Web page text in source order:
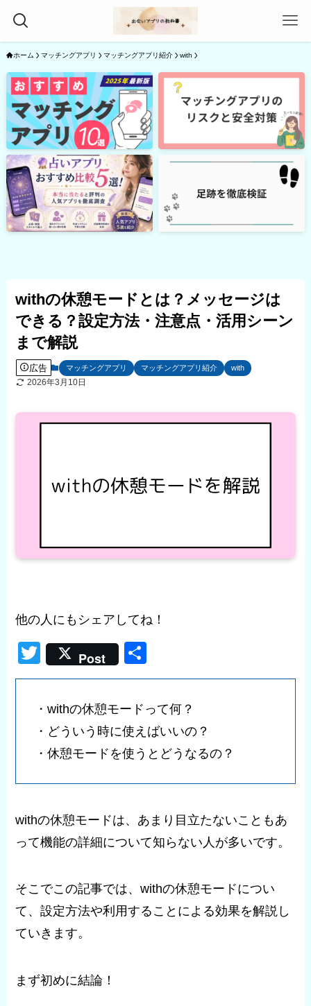
ホーム マッチングアプリ マッチングアプリ紹介 with
withの休憩モードとは？メッセージは
できる？設定方法・注意点・活用シーン
まで解説
広告 マッチングアプリ マッチングアプリ紹介 with
2026年3月10日
他の人にもシェアしてね！
T
wi
er
Post
有
・withの休憩モードって何？
・どういう時に使えばいいの？
・休憩モードを使うとどうなるの？
withの休憩モードは、あまり目立たないこともあ
って機能の詳細について知らない人が多いです。
そこでこの記事では、withの休憩モードについ
て、設定方法や利用することによる効果を解説し
ていきます。
まず初めに結論！